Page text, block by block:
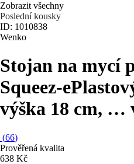
Zobrazit všechny
Poslední kousky
ID: 1010838
Wenko
Stojan na mycí
Squeez-e
výška 18 cm, …
(66)
Prověřená kvalita
638 Kč